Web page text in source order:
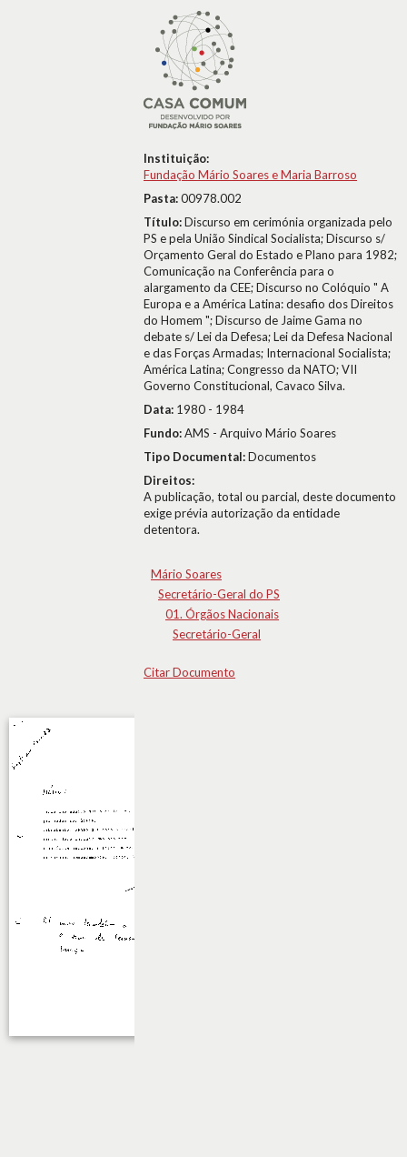
Instituição:
Fundação Mário Soares e Maria Barroso
Pasta:00978.002
Título:Discurso em cerimónia organizada pelo
PS e pela União Sindical Socialista; Discurso s/
Orçamento Geral do Estado e Plano para 1982;
Comunicação na Conferência para o
alargamento da CEE; Discurso no Colóquio " A
Europa e a América Latina: desafio dos Direitos
do Homem "; Discurso de Jaime Gama no
debate s/ Lei da Defesa; Lei da Defesa Nacional
e das Forças Armadas; Internacional Socialista;
América Latina; Congresso da NATO; VII
Governo Constitucional, Cavaco Silva.
Data: 1980 - 1984
Fundo:AMS - Arquivo Mário Soares
Tipo Documental:Documentos
Direitos:
A publicação, total ou parcial, deste documento
exige prévia autorização da entidade
detentora.
Mário Soares
Secretário-Geral do PS
01. Órgãos Nacionais
Secretário-Geral
Citar Documento